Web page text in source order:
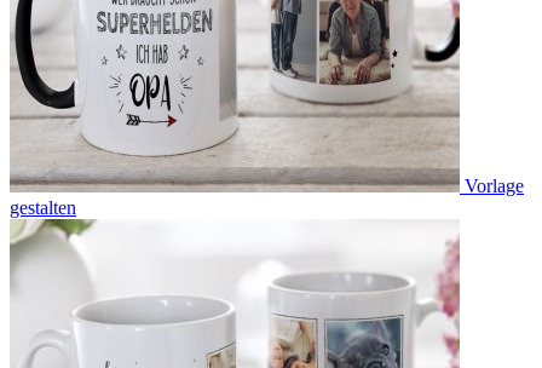
Vorlage
gestalten